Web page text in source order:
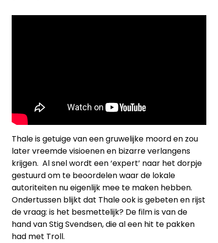
Thale is getuige van een gruwelijke moord en zou
later vreemde visioenen en bizarre verlangens
krijgen. Al snel wordt een ‘expert’ naar het dorpje
gestuurd om te beoordelen waar de lokale
autoriteiten nu eigenlijk mee te maken hebben.
Ondertussen blijkt dat Thale ook is gebeten en rijst
de vraag: is het besmettelijk? De film is van de
hand van Stig Svendsen, die al een hit te pakken
had met Troll.